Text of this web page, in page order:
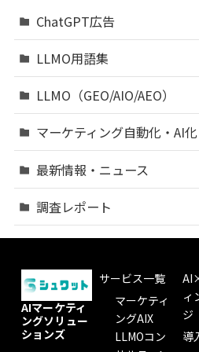
ChatGPT広告
LLMO用語集
LLMO（GEO/AIO/AEO）
マーケティング自動化・AI化
最新情報・ニュース
調査レポート
AIマーケティ
ングソリュー
ションズ
サービス一覧
マーケティ
ングAIX
LLMOコン
ィ
ジ
導